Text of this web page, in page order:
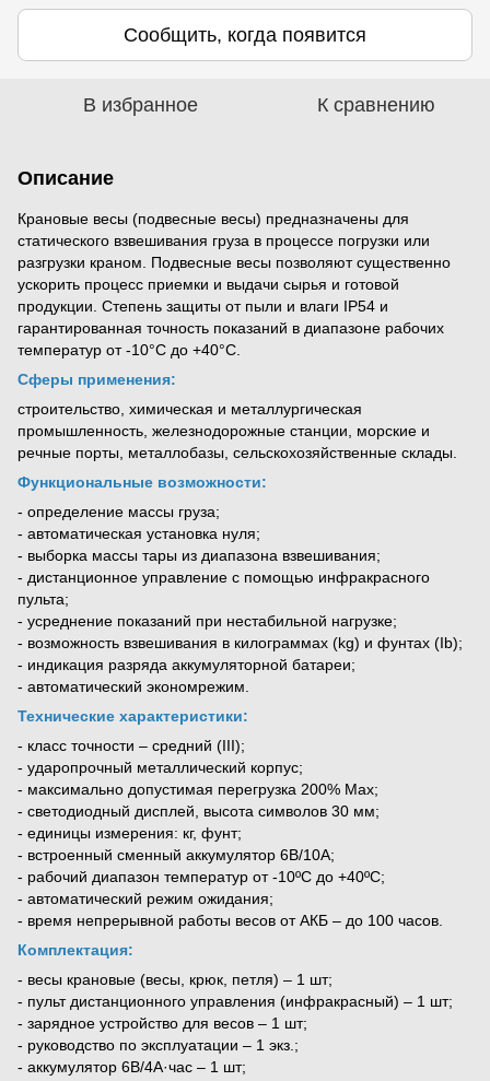
Сообщить, когда появится
В избранное К сравнению
Описание
Крановые весы (подвесные весы) предназначены для
статического взвешивания груза в процессе погрузки или
разгрузки краном. Подвесные весы позволяют существенно
ускорить процесс приемки и выдачи сырья и готовой
продукции. Степень защиты от пыли и влаги IP54 и
гарантированная точность показаний в диапазоне рабочих
температур от -10°С до +40°С.
Сферы применения:
строительство, химическая и металлургическая
промышленность, железнодорожные станции, морские и
речные порты, металлобазы, сельскохозяйственные склады.
Функциональные возможности:
- определение массы груза;
- автоматическая установка нуля;
- выборка массы тары из диапазона взвешивания;
- дистанционное управление с помощью инфракрасного
пульта;
- усреднение показаний при нестабильной нагрузке;
- возможность взвешивания в килограммах (kg) и фунтах (Ib);
- индикация разряда аккумуляторной батареи;
- автоматический экономрежим.
Технические характеристики:
- класс точности – средний (III);
- ударопрочный металлический корпус;
- максимально допустимая перегрузка 200% Мах;
- светодиодный дисплей, высота символов 30 мм;
- единицы измерения: кг, фунт;
- встроенный сменный аккумулятор 6В/10А;
- рабочий диапазон температур от -10ºС до +40ºС;
- автоматический режим ожидания;
- время непрерывной работы весов от АКБ – до 100 часов.
Комплектация:
- весы крановые (весы, крюк, петля) – 1 шт;
- пульт дистанционного управления (инфракрасный) – 1 шт;
- зарядное устройство для весов – 1 шт;
- руководство по эксплуатации – 1 экз.;
- аккумулятор 6В/4А·час – 1 шт;